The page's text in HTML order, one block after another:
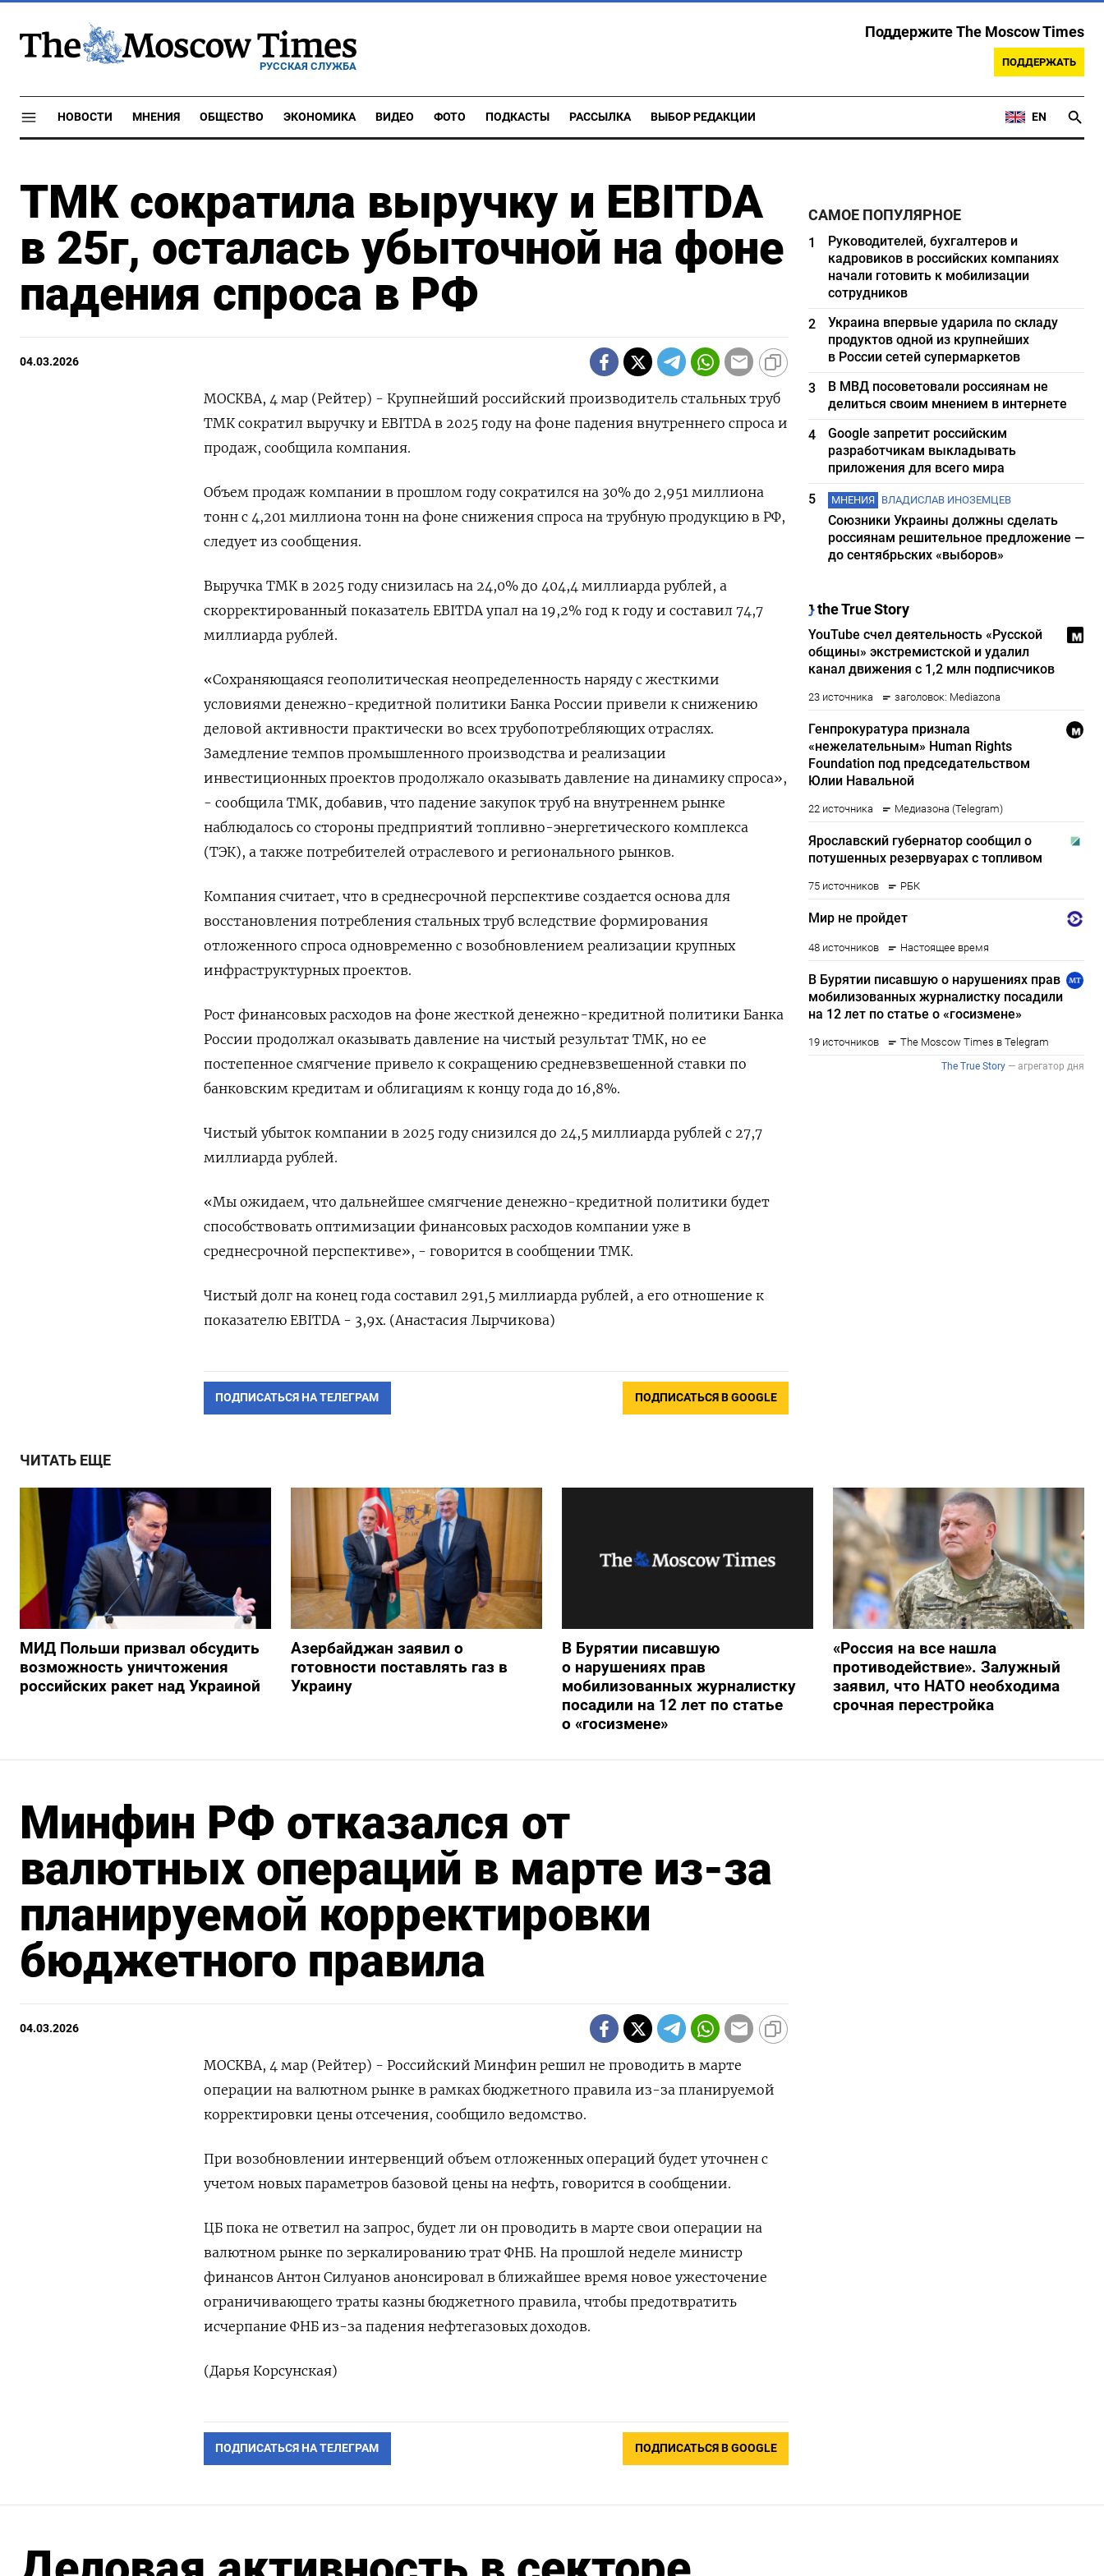
РУССКАЯ СЛУЖБА
Поддержите The Moscow Times
ПОДДЕРЖАТЬ
НОВОСТИ МНЕНИЯ ОБЩЕСТВО ЭКОНОМИКА ВИДЕО ФОТО ПОДКАСТЫ РАССЫЛКА ВЫБОР РЕДАКЦИИ EN
ТМК сократила выручку и EBITDA
в 25г, осталась убыточной на фоне
падения спроса в РФ
04.03.2026
МОСКВА, 4 мар (Рейтер) - Крупнейший российский производитель стальных труб
ТМК сократил выручку и EBITDA в 2025 году на фоне падения внутреннего спроса и
продаж, сообщила ‌компания.
Объем продаж компании в прошлом году сократился на 30% до 2,951 миллиона
тонн с 4,201 миллиона тонн на фоне снижения спроса на трубную ​продукцию в РФ,
следует ​из сообщения.
Выручка ​ТМК в ⁠2025 году снизилась на 24,0% до 404,4 миллиарда ‌рублей, а
скорректированный показатель EBITDA ‌упал на 19,2% год к году и составил 74,7
миллиарда рублей.
«Сохраняющаяся геополитическая ​неопределенность наряду с жесткими
условиями денежно-кредитной политики Банка России привели ‌к снижению
деловой активности практически во всех трубопотребляющих отраслях. ​
Замедление темпов промышленного производства и реализации
инвестиционных проектов продолжало оказывать давление на ‌динамику спроса»,
- сообщила ТМК, добавив, что падение закупок труб на внутреннем рынке
наблюдалось со стороны предприятий топливно-энергетического комплекса
(ТЭК), ​а также потребителей отраслевого ​и регионального рынков.
Компания ‌считает, что в среднесрочной перспективе создается основа для
восстановления потребления ​стальных труб вследствие формирования
отложенного спроса одновременно с возобновлением реализации крупных
инфраструктурных проектов.
Рост финансовых расходов на фоне жесткой денежно-кредитной политики Банка
России продолжал оказывать давление на чистый результат ТМК, но ее
постепенное смягчение привело к сокращению средневзвешенной ставки по
банковским кредитам и облигациям к концу года ​до 16,8%.
Чистый убыток ⁠компании в 2025 году снизился до 24,5 миллиарда рублей с 27,7
миллиарда рублей.
«Мы ожидаем, ‌что дальнейшее смягчение денежно-кредитной политики будет
способствовать оптимизации финансовых ‌расходов компании уже в
среднесрочной перспективе», - говорится в сообщении ТМК.
Чистый долг на ​конец года составил 291,5 миллиарда рублей, а его ‌отношение к
показателю EBITDA - 3,9х. (Анастасия Лырчикова)
ПОДПИСАТЬСЯ НА ТЕЛЕГРАМ ПОДПИСАТЬСЯ В GOOGLE
САМОЕ ПОПУЛЯРНОЕ
1
Руководителей, бухгалтеров и
кадровиков в российских компаниях
начали готовить к мобилизации
сотрудников
2
Украина впервые ударила по складу
продуктов одной из крупнейших
в России сетей супермаркетов
3
В МВД посоветовали россиянам не
делиться своим мнением в интернете
4
Google запретит российским
разработчикам выкладывать
приложения для всего мира
5
МНЕНИЯ ВЛАДИСЛАВ ИНОЗЕМЦЕВ
Союзники Украины должны сделать
россиянам решительное предложение —
до сентябрьских «выборов»
ЧИТАТЬ ЕЩЕ
МИД Польши призвал обсудить
возможность уничтожения
российских ракет над Украиной
Азербайджан заявил о
готовности поставлять газ в
Украину
В Бурятии писавшую
о нарушениях прав
мобилизованных журналистку
посадили на 12 лет по статье
о «госизмене»
«Россия на все нашла
противодействие». Залужный
заявил, что НАТО необходима
срочная перестройка
Минфин РФ отказался от
валютных операций в марте из-за
планируемой корректировки
бюджетного правила
04.03.2026
МОСКВА, 4 мар (Рейтер) - Российский Минфин решил не проводить в ‌марте
операции на валютном рынке в рамках ​бюджетного правила ​из-за планируемой ​
корректировки ⁠цены отсечения, ‌сообщило ведомство.
При возобновлении ‌интервенций объем отложенных операций будет уточнен ​с
учетом ‌новых параметров базовой ​цены на нефть, говорится в ‌сообщении.
ЦБ пока не ответил на запрос, ​будет ​ли ‌он проводить в марте свои ​операции на
валютном рынке по зеркалированию трат ФНБ. На прошлой неделе министр
финансов Антон Силуанов ​анонсировал ⁠в ближайшее время новое ужесточение
ограничивающего ‌траты казны бюджетного ‌правила, чтобы предотвратить
исчерпание ​ФНБ из-за падения нефтегазовых ‌доходов.
(Дарья Корсунская)
ПОДПИСАТЬСЯ НА ТЕЛЕГРАМ ПОДПИСАТЬСЯ В GOOGLE